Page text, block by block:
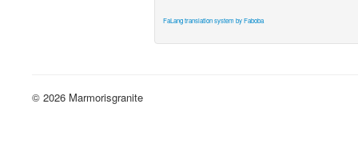
FaLang translation system by Faboba
© 2026 Marmorisgranite